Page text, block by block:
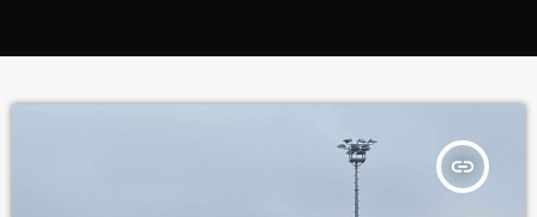
insert_link